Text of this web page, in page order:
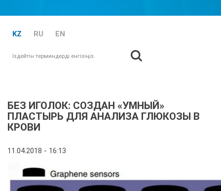
KZ RU EN
Іздестіру
БЕЗ ИГОЛОК: СОЗДАН «УМНЫЙ»
ПЛАСТЫРЬ ДЛЯ АНАЛИЗА ГЛЮКОЗЫ В
КРОВИ
11.04.2018 - 16:13